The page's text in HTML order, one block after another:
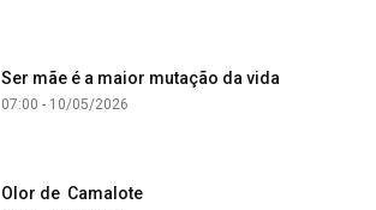
Ser mãe é a maior mutação da vida
07:00 - 10/05/2026
Olor de Camalote